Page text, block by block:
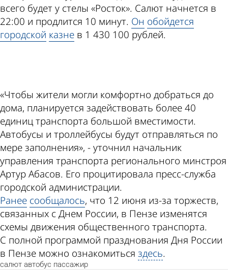
всего будет у стелы «Росток». Салют начнется в
22:00 и продлится 10 минут. Он обойдется
городской казне в 1 430 100 рублей.
«Чтобы жители могли комфортно добраться до
дома, планируется задействовать более 40
единиц транспорта большой вместимости.
Автобусы и троллейбусы будут отправляться по
мере заполнения», - уточнил начальник
управления транспорта регионального минстроя
Артур Абасов. Его процитировала пресс-служба
городской администрации.
Ранее сообщалось, что 12 июня из-за торжеств,
связанных с Днем России, в Пензе изменятся
схемы движения общественного транспорта.
С полной программой празднования Дня России
в Пензе можно ознакомиться здесь.
салют автобус пассажир